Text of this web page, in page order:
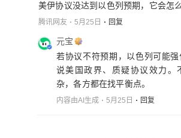
美伊协议没达到以色列预期，它会怎
腾讯网友 5月25日 回复
元宝
若协议不符预期，以色列可能
说美国政界、质疑协议效力。
杂，各方都在找平衡点。
内容由AI生成 5月25日 回复